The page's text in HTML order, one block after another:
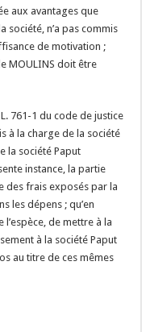
aux avantages que
société, n’a pas commis
de motivation ;
MOULINS doit être
761-1 du code de justice
à la charge de la société
la société Paput
instance, la partie
des frais exposés par la
les dépens ; qu’en
l’espèce, de mettre à la
à la société Paput
au titre de ces mêmes